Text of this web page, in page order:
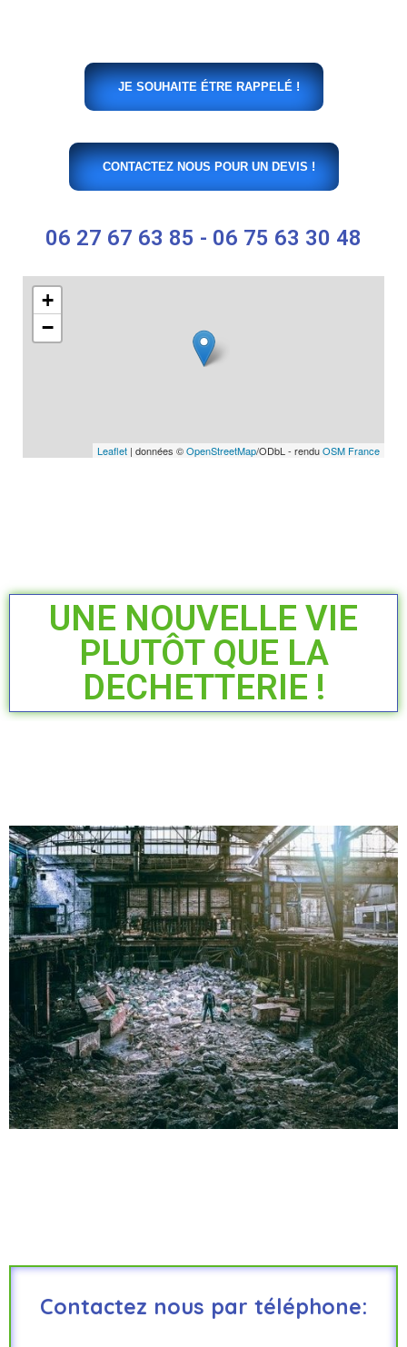
JE SOUHAITE ÉTRE RAPPELÉ !
CONTACTEZ NOUS POUR UN DEVIS !
06 27 67 63 85 - 06 75 63 30 48
+
−
Leaflet | données ©OpenStreetMap/ODbL - renduOSM France
UNE NOUVELLE VIE
PLUTÔT QUE LA
DECHETTERIE !
Contactez nous par téléphone: